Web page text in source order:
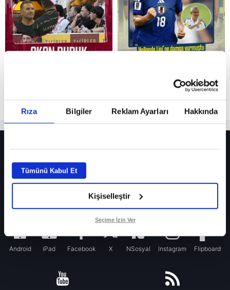
Rıza Bilgiler Reklam Ayarları Hakkında
Tümünü Kabul Et
Kişiselleştir
Seçime İzin Ver
Reddet
Fenerbahçe’de sürpriz ayrılık ihtimali! Devre arasında gelmişti
Fenerbahçe’nin yeni transferi Mason Greenwood için olay sözler!
Galatasaray’da rota yeniden Thiago Almada!
Android iPad Facebook X NSosyal Instagram Flipboard